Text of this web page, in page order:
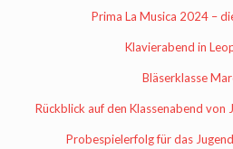
Prima La Musica 2024 –
Klavierabend in
Bläserklasse
Rückblick auf den Klassenabend von
Probespielerfolg für das